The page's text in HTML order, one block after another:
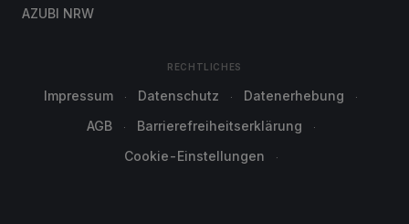
AZUBI NRW
RECHTLICHES
Impressum Datenschutz
Datenerhebung
AGB
Barrierefreiheitserklärung
Cookie-Einstellungen